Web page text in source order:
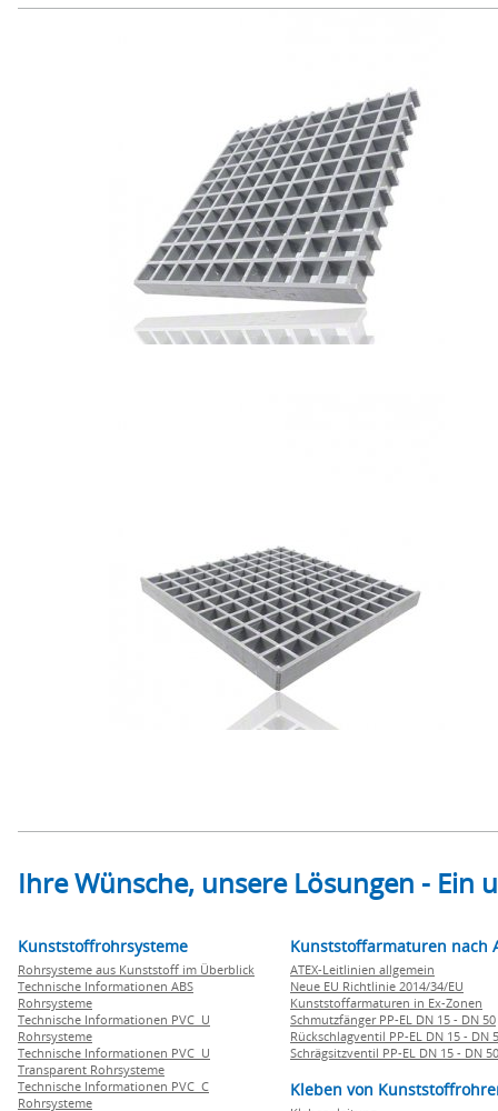
Ihre Wünsche, unsere Lösungen -
Kunststoffrohrsysteme
Rohrsysteme aus Kunststoff im Überblick
Technische Informationen ABS
Rohrsysteme
Technische Informationen PVC U
Rohrsysteme
Technische Informationen PVC U
Transparent Rohrsysteme
Technische Informationen PVC C
Rohrsysteme
Kunststoffarmaturen nach
ATEX-Leitlinien allgemein
Neue EU Richtlinie 2014/34/EU
Kunststoffarmaturen in Ex-Zonen
Schmutzfänger PP-EL DN 15 - DN 50
Rückschlagventil PP-EL DN 15 - DN
Schrägsitzventil PP-EL DN 15 - DN 50
Kleben von